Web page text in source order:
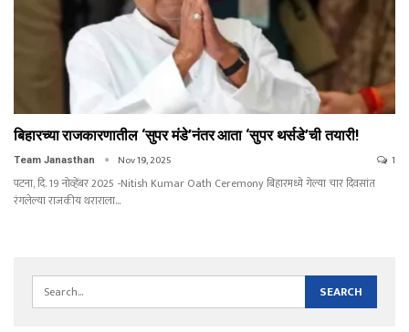
बिहारच्या राजकारणातील ‘सुपर मंडे’नंतर आता ‘सुपर थर्सडे’ची तयारी!
Team Janasthan Nov 19, 2025 1
पटना, दि. 19 नोव्हेंबर 2025 -Nitish Kumar Oath Ceremony बिहारमध्ये गेल्या चार दिवसांत
रंगलेल्या राजकीय थराराला…